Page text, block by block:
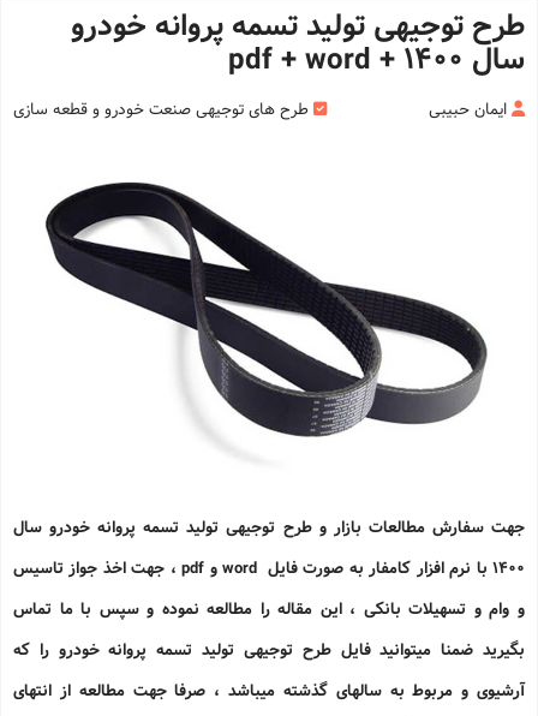
طرح توجیهی تولید تسمه پروانه خودرو
سال 1400 + pdf + word
ایمان حبیبی طرح های توجیهی صنعت خودرو و قطعه سازی
جهت سفارش مطالعات بازار و طرح توجیهی تولید تسمه پروانه خودرو سال
1400 با نرم افزار کامفار به صورت فایل word و pdf ، جهت اخذ جواز تاسیس
و وام و تسهیلات بانکی ، این مقاله را مطالعه نموده و سپس با ما تماس
بگیرید ضمنا میتوانید فایل طرح توجیهی تولید تسمه پروانه خودرو را که
آرشیوی و مربوط به سالهای گذشته میباشد ، صرفا جهت مطالعه از انتهای